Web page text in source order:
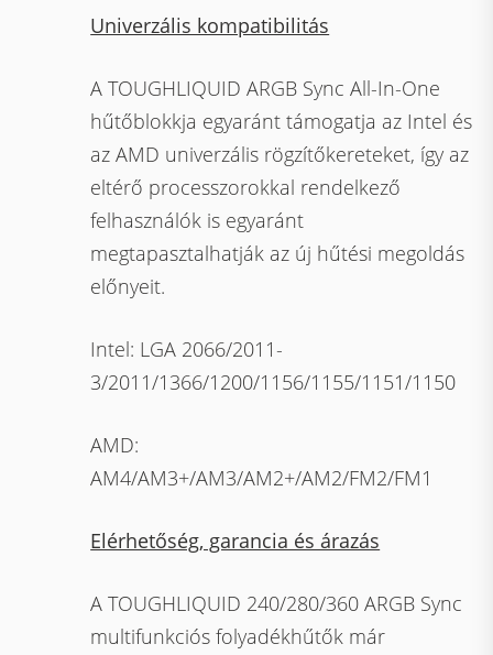
Univerzális kompatibilitás
A TOUGHLIQUID ARGB Sync All-In-One
hűtőblokkja egyaránt támogatja az Intel és
az AMD univerzális rögzítőkereteket, így az
eltérő processzorokkal rendelkező
felhasználók is egyaránt
megtapasztalhatják az új hűtési megoldás
előnyeit.
Intel: LGA 2066/2011-
3/2011/1366/1200/1156/1155/1151/1150
AMD:
AM4/AM3+/AM3/AM2+/AM2/FM2/FM1
Elérhetőség, garancia és árazás
A TOUGHLIQUID 240/280/360 ARGB Sync
multifunkciós folyadékhűtők már